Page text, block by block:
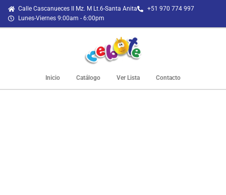
Calle Cascanueces II Mz. M Lt.6-Santa Anita
+51 970 774 997
Lunes-Viernes 9:00am - 6:00pm
Inicio Catálogo Ver Lista Contacto